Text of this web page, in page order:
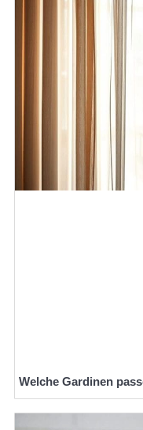
Welche Gardinen